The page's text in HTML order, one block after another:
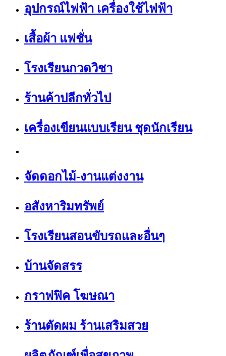
อุปกรณ์ไฟฟ้า เครื่องใช้ไฟฟ้า
เสื้อผ้า แฟชั่น
โรงเรียนกวดวิชา
ร้านค้าปลีกทั่วไป
เครื่องเขียนแบบเรียน ชุดนักเรียน
จัดดอกไม้-งานแต่งงาน
อสังหาริมทรัพย์
โรงเรียนสอนขับรถและอื่นๆ
บ้านจัดสรร
กราฟฟิค โฆษณา
ร้านตัดผม ร้านเสริมสวย